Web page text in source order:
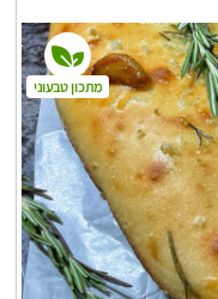
מתכון טבעוני